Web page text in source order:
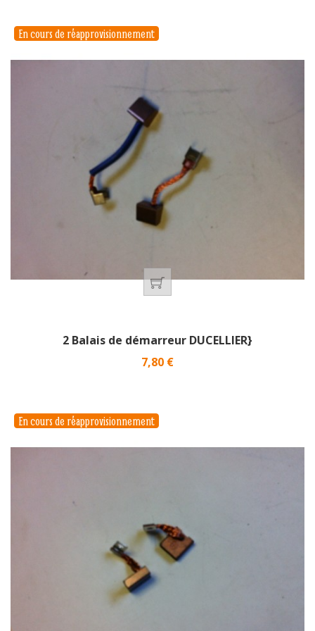
2 Balais de démarreur DUCELLIER}
Prix
7,80 €
En cours de réapprovisionnement
En cours de réapprovisionnement